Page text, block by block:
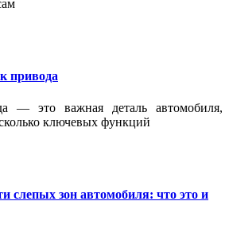
привода
— это важная деталь автомобиля,
ключевых функций
слепых зон автомобиля: что это и